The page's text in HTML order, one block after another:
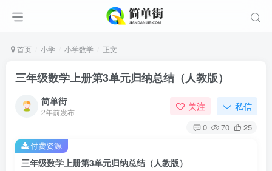
首页 小学 小学数学 正文
三年级数学上册第3单元归纳总结（人教版）
简单街
2年前发布 关注 私信
0 70 25
三年级数学上册第3单元归纳总结（人教版）
付费资源